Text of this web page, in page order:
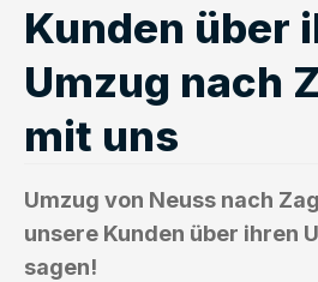
Kunden über
Umzug nach
mit uns
Umzug von Neuss nach
unsere Kunden über ihren
sagen!